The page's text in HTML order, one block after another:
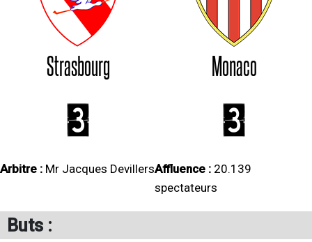
Strasbourg Monaco
3 3
Arbitre : Mr Jacques DevillersAffluence : 20.139
spectateurs
Buts :